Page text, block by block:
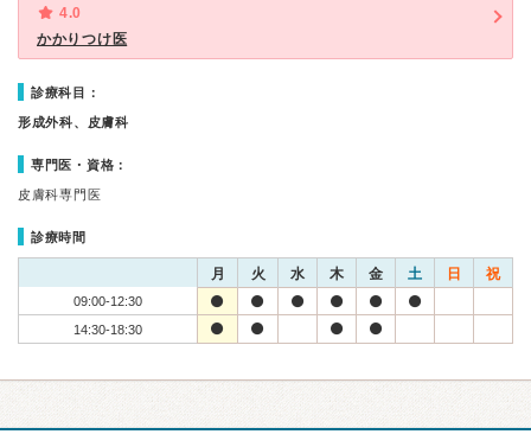
4.0
かかりつけ医
診療科目：
形成外科、皮膚科
専門医・資格：
皮膚科専門医
診療時間
月 火 水 木 金 土 日 祝
09:00-12:30
14:30-18:30